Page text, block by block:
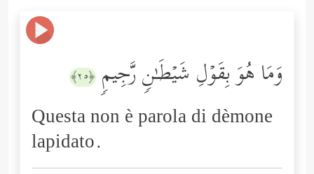
وَمَا هُوَ بِقَوۡلِ شَیۡطَـٰنࣲ رَّجِیمࣲ ﴿٢٥﴾
Questa non è parola di dèmone
lapidato.